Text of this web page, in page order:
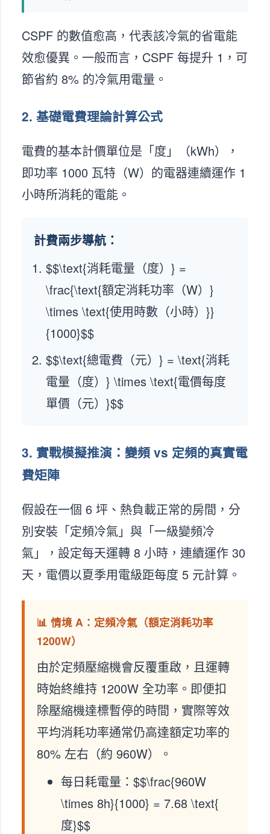
CSPF 的數值愈高，代表該冷氣的省電能
效愈優異。一般而言，CSPF 每提升 1，可
節省約 8% 的冷氣用電量。
2. 基礎電費理論計算公式
電費的基本計價單位是「度」（kWh），
即功率 1000 瓦特（W）的電器連續運作 1
小時所消耗的電能。
計費兩步導航：
$$\text{消耗電量（度）} =
\frac{\text{額定消耗功率（W）}
\times \text{使用時數（小時）}}
{1000}$$
$$\text{總電費（元）} = \text{消耗
電量（度）} \times \text{電價每度
單價（元）}$$
3. 實戰模擬推演：變頻 vs 定頻的真實電
費矩陣
假設在一個 6 坪、熱負載正常的房間，分
別安裝「定頻冷氣」與「一級變頻冷
氣」，設定每天運轉 8 小時，連續運作 30
天，電價以夏季用電級距每度 5 元計算。
📊 情境 A：定頻冷氣（額定消耗功率
1200W）
由於定頻壓縮機會反覆重啟，且運轉
時始終維持 1200W 全功率。即便扣
除壓縮機達標暫停的時間，實際等效
平均消耗功率通常仍高達額定功率的
80% 左右（約 960W）。
每日耗電量：$$\frac{960W
\times 8h}{1000} = 7.68 \text{
度}$$